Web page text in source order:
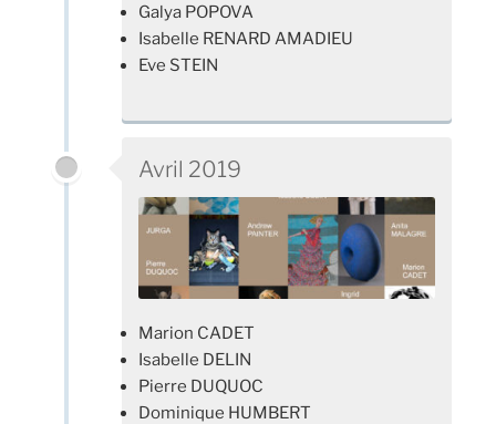
Galya POPOVA
Isabelle RENARD AMADIEU
Eve STEIN
Avril 2019
Marion CADET
Isabelle DELIN
Pierre DUQUOC
Dominique HUMBERT